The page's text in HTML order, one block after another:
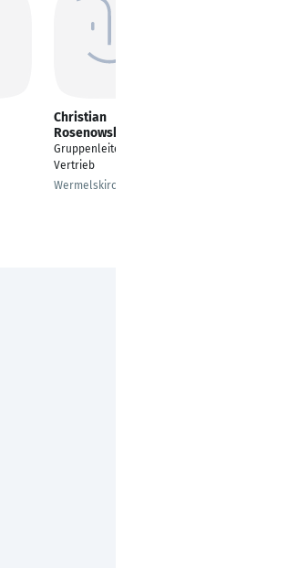
Christian
Rosenowski
Gruppenleiter
Vertrieb
Wermelskirchen